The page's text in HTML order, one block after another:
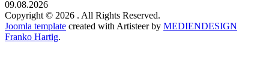
09.08.2026
Copyright © 2026 . All Rights Reserved.
Joomla template created with Artisteer by MEDIENDESIGN
Franko Hartig.